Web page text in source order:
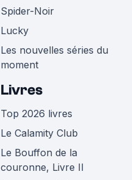
Spider-Noir
Lucky
Les nouvelles séries du
moment
Livres
Top 2026 livres
Le Calamity Club
Le Bouffon de la
couronne, Livre II